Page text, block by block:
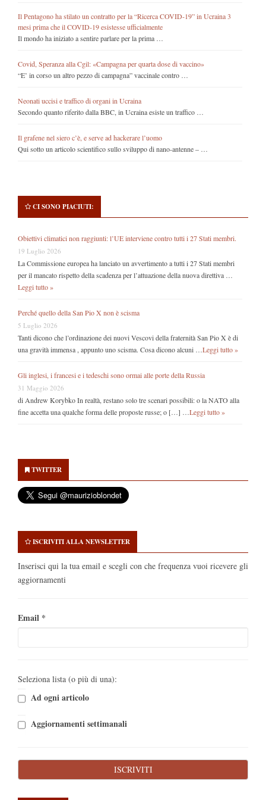
Il Pentagono ha stilato un contratto per la “Ricerca COVID-19” in Ucraina 3
mesi prima che il COVID-19 esistesse ufficialmente
Il mondo ha iniziato a sentire parlare per la prima …
Covid, Speranza alla Cgil: «Campagna per quarta dose di vaccino»
“E’ in corso un altro pezzo di campagna” vaccinale contro …
Neonati uccisi e traffico di organi in Ucraina
Secondo quanto riferito dalla BBC, in Ucraina esiste un traffico …
Il grafene nel siero c’è, e serve ad hackerare l’uomo
Qui sotto un articolo scientifico sullo sviluppo di nano-antenne – …
CI SONO PIACIUTI:
Obiettivi climatici non raggiunti: l’UE interviene contro tutti i 27 Stati membri.
19 Luglio 2026
La Commissione europea ha lanciato un avvertimento a tutti i 27 Stati membri
per il mancato rispetto della scadenza per l’attuazione della nuova direttiva …
Leggi tutto »
Perché quello della San Pio X non è scisma
5 Luglio 2026
Tanti dicono che l’ordinazione dei nuovi Vescovi della fraternità San Pio X è di
una gravità immensa , appunto uno scisma. Cosa dicono alcuni … Leggi tutto »
Gli inglesi, i francesi e i tedeschi sono ormai alle porte della Russia
31 Maggio 2026
di Andrew Korybko In realtà, restano solo tre scenari possibili: o la NATO alla
fine accetta una qualche forma delle proposte russe; o […] … Leggi tutto »
Sidebar
TWITTER
ISCRIVITI ALLA NEWSLETTER
Inserisci qui la tua email e scegli con che frequenza vuoi ricevere gli
aggiornamenti
Email *
Seleziona lista (o più di una):
Ad ogni articolo
Aggiornamenti settimanali